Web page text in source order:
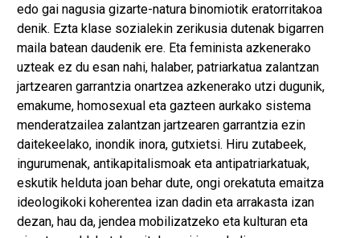
edo gai nagusia gizarte-natura binomiotik eratorritakoa
denik. Ezta klase sozialekin zerikusia dutenak bigarren
maila batean daudenik ere. Eta feminista azkenerako
uzteak ez du esan nahi, halaber, patriarkatua zalantzan
jartzearen garrantzia onartzea azkenerako utzi dugunik,
emakume, homosexual eta gazteen aurkako sistema
menderatzailea zalantzan jartzearen garrantzia ezin
daitekeelako, inondik inora, gutxietsi. Hiru zutabeek,
ingurumenak, antikapitalismoak eta antipatriarkatuak,
eskutik helduta joan behar dute, ongi orekatuta emaitza
ideologikoki koherentea izan dadin eta arrakasta izan
dezan, hau da, jendea mobilizatzeko eta kulturan eta